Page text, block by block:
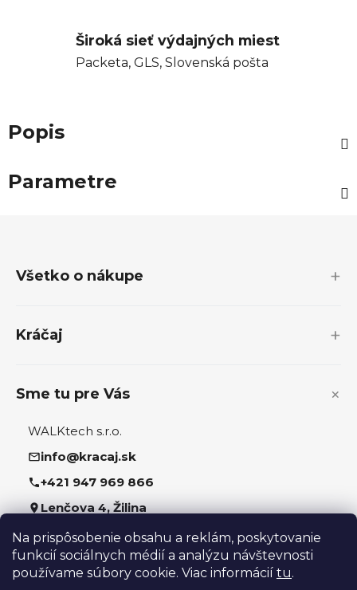
Na prispôsobenie obsahu a reklám, poskytovanie
funkcií sociálnych médií a analýzu návštevnosti
používame súbory cookie. Viac informácií tu.
Široká sieť výdajných miest
Packeta, GLS, Slovenská pošta
Popis
Parametre
Všetko o nákupe
Kráčaj
Sme tu pre Vás
WALKtech s.r.o.
info@kracaj.sk
+421 947 969 866
Lenčova 4, Žilina
Sledujte nás